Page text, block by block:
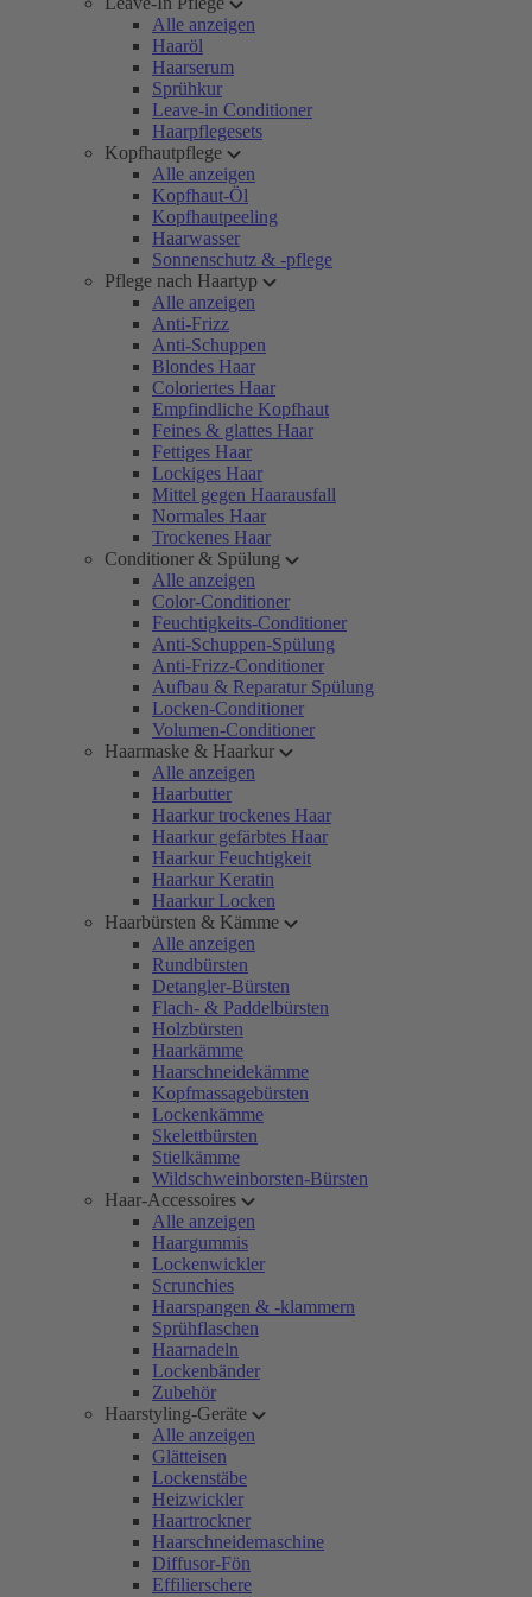
Alle anzeigen
Haaröl
Haarserum
Sprühkur
Leave-in Conditioner
Haarpflegesets
Kopfhautpflege
Alle anzeigen
Kopfhaut-Öl
Kopfhautpeeling
Haarwasser
Sonnenschutz & -pflege
Pflege nach Haartyp
Alle anzeigen
Anti-Frizz
Anti-Schuppen
Blondes Haar
Coloriertes Haar
Empfindliche Kopfhaut
Feines & glattes Haar
Fettiges Haar
Lockiges Haar
Mittel gegen Haarausfall
Normales Haar
Trockenes Haar
Conditioner & Spülung
Alle anzeigen
Color-Conditioner
Feuchtigkeits-Conditioner
Anti-Schuppen-Spülung
Anti-Frizz-Conditioner
Aufbau & Reparatur Spülung
Locken-Conditioner
Volumen-Conditioner
Haarmaske & Haarkur
Alle anzeigen
Haarbutter
Haarkur trockenes Haar
Haarkur gefärbtes Haar
Haarkur Feuchtigkeit
Haarkur Keratin
Haarkur Locken
Haarbürsten & Kämme
Alle anzeigen
Rundbürsten
Detangler-Bürsten
Flach- & Paddelbürsten
Holzbürsten
Haarkämme
Haarschneidekämme
Kopfmassagebürsten
Lockenkämme
Skelettbürsten
Stielkämme
Wildschweinborsten-Bürsten
Haar-Accessoires
Alle anzeigen
Haargummis
Lockenwickler
Scrunchies
Haarspangen & -klammern
Sprühflaschen
Haarnadeln
Lockenbänder
Zubehör
Haarstyling-Geräte
Alle anzeigen
Glätteisen
Lockenstäbe
Heizwickler
Haartrockner
Haarschneidemaschine
Diffusor-Fön
Effilierschere